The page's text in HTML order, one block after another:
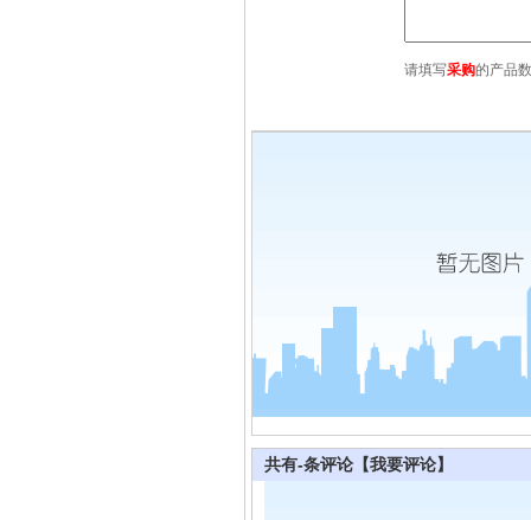
请填写采购的产品
共有-条评论 【我要评论】